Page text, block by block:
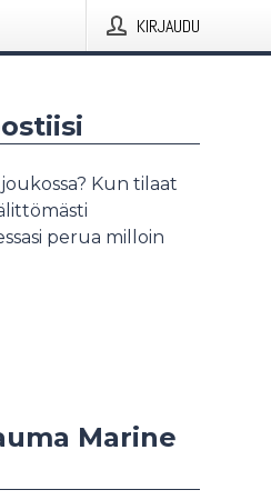
KIRJAUDU
Kun tilaat
perua milloin
Marine